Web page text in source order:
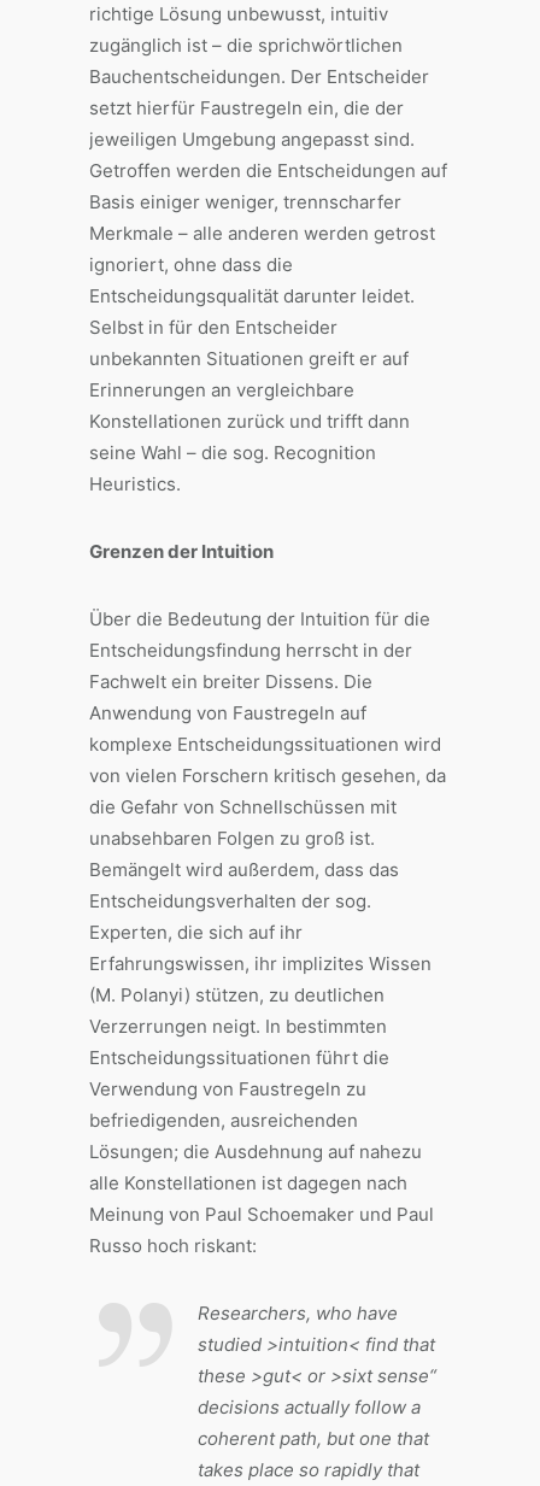
richtige Lösung unbewusst, intuitiv
zugänglich ist – die sprichwörtlichen
Bauchentscheidungen. Der Entscheider
setzt hierfür Faustregeln ein, die der
jeweiligen Umgebung angepasst sind.
Getroffen werden die Entscheidungen auf
Basis einiger weniger, trennscharfer
Merkmale – alle anderen werden getrost
ignoriert, ohne dass die
Entscheidungsqualität darunter leidet.
Selbst in für den Entscheider
unbekannten Situationen greift er auf
Erinnerungen an vergleichbare
Konstellationen zurück und trifft dann
seine Wahl – die sog. Recognition
Heuristics.
Grenzen der Intuition
Über die Bedeutung der Intuition für die
Entscheidungsfindung herrscht in der
Fachwelt ein breiter Dissens. Die
Anwendung von Faustregeln auf
komplexe Entscheidungssituationen wird
von vielen Forschern kritisch gesehen, da
die Gefahr von Schnellschüssen mit
unabsehbaren Folgen zu groß ist.
Bemängelt wird außerdem, dass das
Entscheidungsverhalten der sog.
Experten, die sich auf ihr
Erfahrungswissen, ihr implizites Wissen
(M. Polanyi) stützen, zu deutlichen
Verzerrungen neigt. In bestimmten
Entscheidungssituationen führt die
Verwendung von Faustregeln zu
befriedigenden, ausreichenden
Lösungen; die Ausdehnung auf nahezu
alle Konstellationen ist dagegen nach
Meinung von Paul Schoemaker und Paul
Russo hoch riskant:
Researchers, who have
studied >intuition< find that
these >gut< or >sixt sense“
decisions actually follow a
coherent path, but one that
takes place so rapidly that